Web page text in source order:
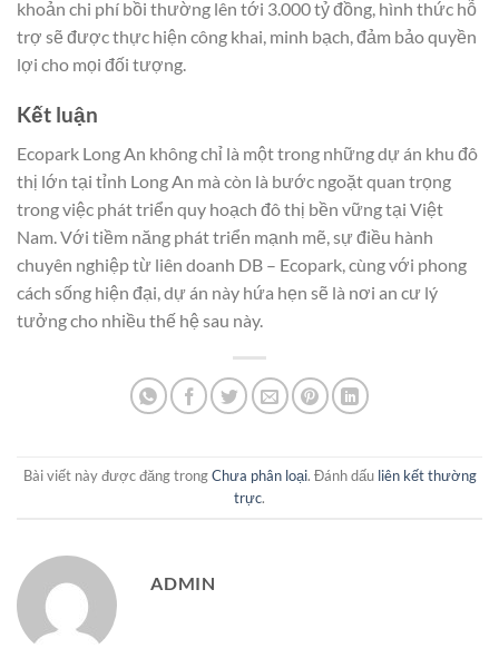
khoản chi phí bồi thường lên tới 3.000 tỷ đồng, hình thức hỗ
trợ sẽ được thực hiện công khai, minh bạch, đảm bảo quyền
lợi cho mọi đối tượng.
Kết luận
Ecopark Long An không chỉ là một trong những dự án khu đô
thị lớn tại tỉnh Long An mà còn là bước ngoặt quan trọng
trong việc phát triển quy hoạch đô thị bền vững tại Việt
Nam. Với tiềm năng phát triển mạnh mẽ, sự điều hành
chuyên nghiệp từ liên doanh DB – Ecopark, cùng với phong
cách sống hiện đại, dự án này hứa hẹn sẽ là nơi an cư lý
tưởng cho nhiều thế hệ sau này.
Bài viết này được đăng trongChưa phân loại. Đánh dấu liên kết thường
trực.
ADMIN